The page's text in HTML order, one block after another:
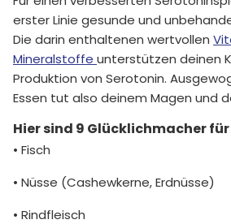
erster Linie gesunde und
Die darin enthaltenen wertvollen
Mineralstoffe unterstützen deinen
Produktion von Serotonin.
Essen tut also deinem Magen und
Hier sind 9 Glücklichmacher
• Fisch
• Nüsse (Cashewkerne, Erdnüsse)
• Rindfleisch